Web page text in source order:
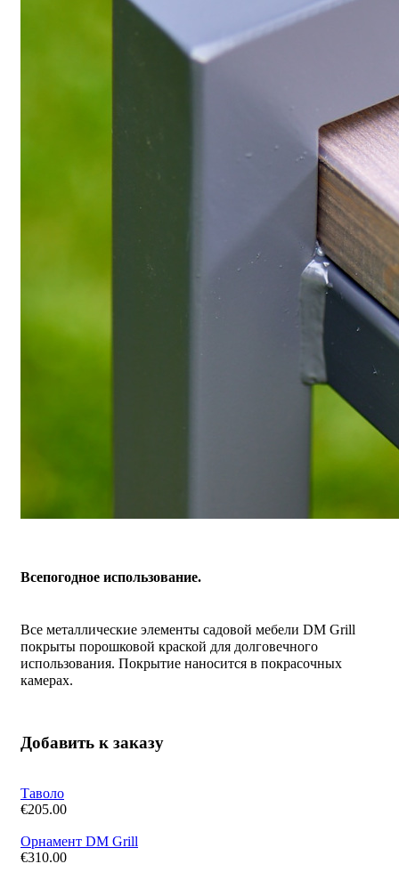
Всепогодное использование.
Все металлические элементы садовой мебели DM Grill
покрыты порошковой краской для долговечного
использования. Покрытие наносится в покрасочных
камерах.
Добавить к заказу
Таволо
€205.00
Орнамент DM Grill
€310.00